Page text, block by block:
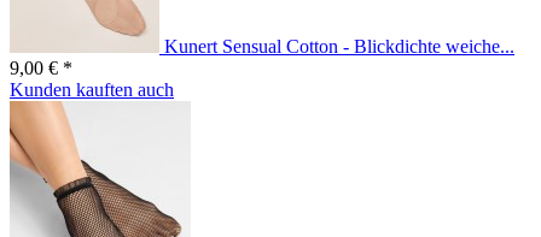
Kunert Sensual Cotton - Blickdichte weiche...
9,00 € *
Kunden kauften auch